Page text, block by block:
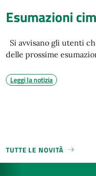
Esumazioni
Si avvisano gli utenti
delle prossime
Leggi la notizia
TUTTE LE NOVITÀ